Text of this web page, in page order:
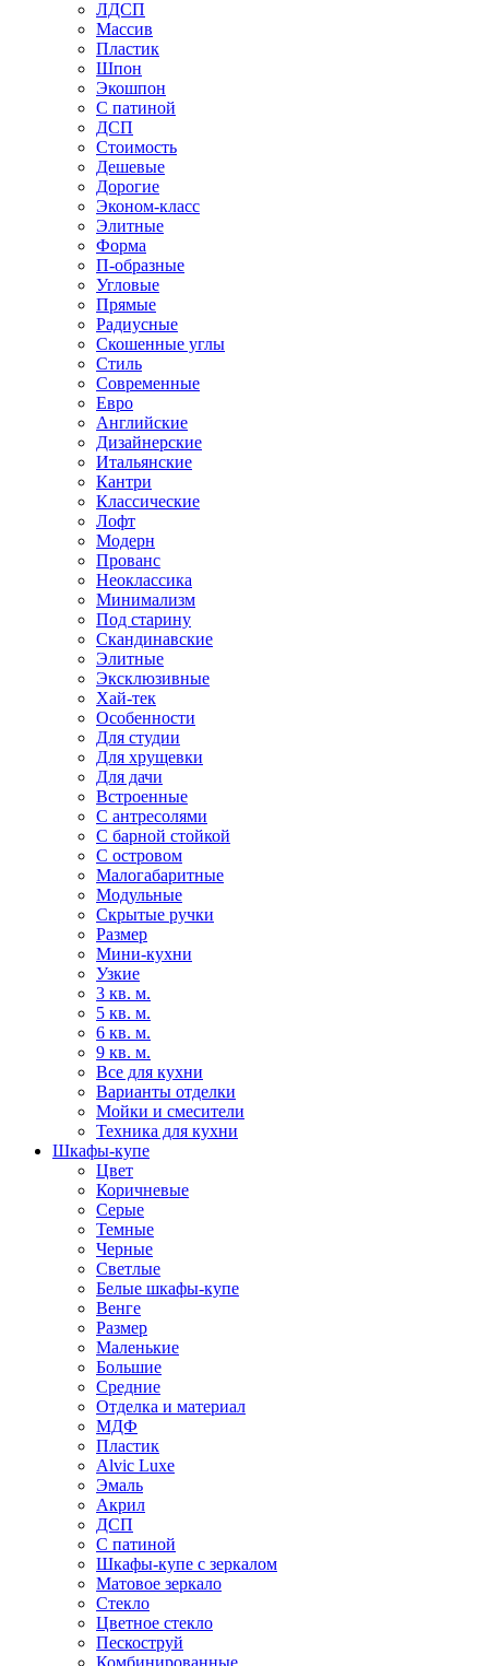
ЛДСП
Массив
Пластик
Шпон
Экошпон
С патиной
ДСП
Стоимость
Дешевые
Дорогие
Эконом-класс
Элитные
Форма
П-образные
Угловые
Прямые
Радиусные
Скошенные углы
Стиль
Современные
Евро
Английские
Дизайнерские
Итальянские
Кантри
Классические
Лофт
Модерн
Прованс
Неоклассика
Минимализм
Под старину
Скандинавские
Элитные
Эксклюзивные
Хай-тек
Особенности
Для студии
Для хрущевки
Для дачи
Встроенные
С антресолями
С барной стойкой
С островом
Малогабаритные
Модульные
Скрытые ручки
Размер
Мини-кухни
Узкие
3 кв. м.
5 кв. м.
6 кв. м.
9 кв. м.
Все для кухни
Варианты отделки
Мойки и смесители
Техника для кухни
Шкафы-купе
Цвет
Коричневые
Серые
Темные
Черные
Светлые
Белые шкафы-купе
Венге
Размер
Маленькие
Большие
Средние
Отделка и материал
МДФ
Пластик
Alvic Luxe
Эмаль
Акрил
ДСП
С патиной
Шкафы-купе с зеркалом
Матовое зеркало
Стекло
Цветное стекло
Пескоструй
Комбинированные